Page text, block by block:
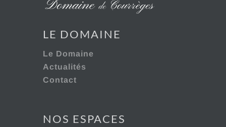
LE DOMAINE
Le Domaine
Actualités
Contact
NOS ESPACES